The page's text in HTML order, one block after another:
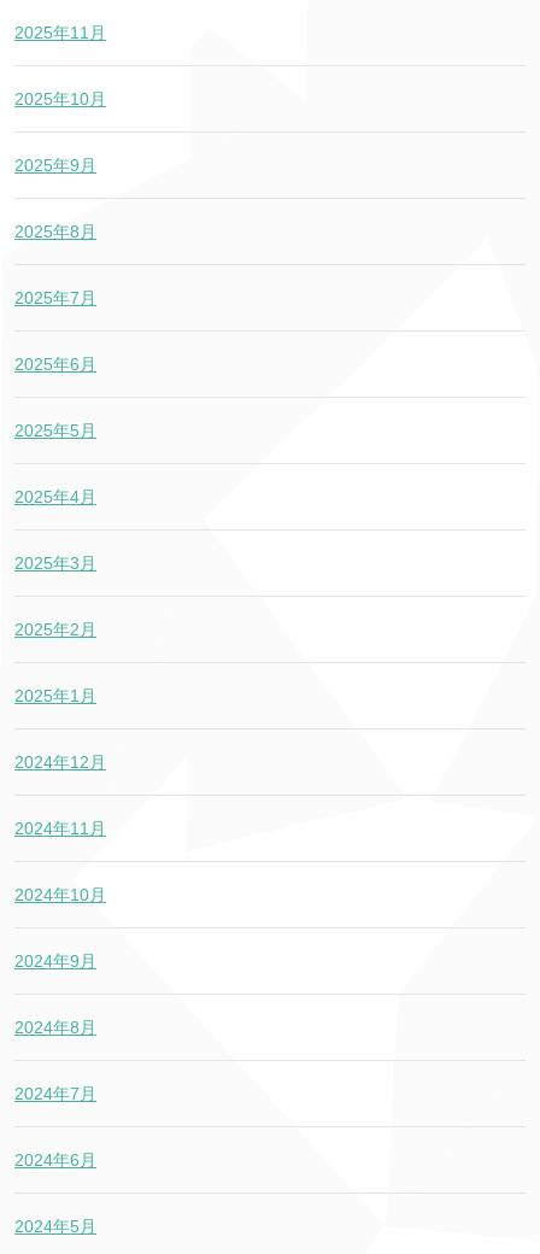
2025年11月
2025年10月
2025年9月
2025年8月
2025年7月
2025年6月
2025年5月
2025年4月
2025年3月
2025年2月
2025年1月
2024年12月
2024年11月
2024年10月
2024年9月
2024年8月
2024年7月
2024年6月
2024年5月